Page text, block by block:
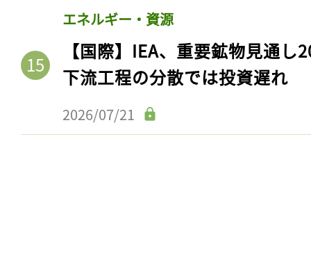
エネルギー・資源
【国際】IEA、重要鉱物見通
下流工程の分散では投資遅れ
2026/07/21